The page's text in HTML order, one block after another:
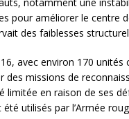
pour améliorer le centre
des faiblesses
avec environ 170 unités
missions de
limitée en raison de ses
utilisés par l’Armée